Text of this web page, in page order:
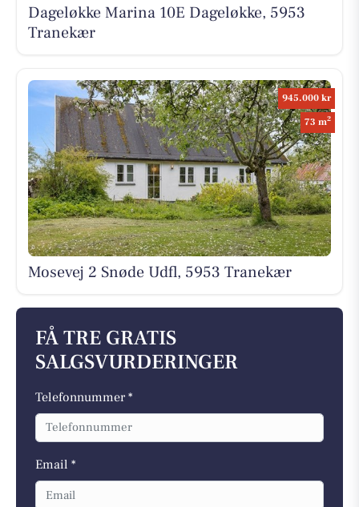
Dageløkke Marina 10E Dageløkke, 5953
Tranekær
945.000 kr
73 m2
Mosevej 2 Snøde Udfl, 5953 Tranekær
FÅ TRE GRATIS
SALGSVURDERINGER
Telefonnummer *
Email *